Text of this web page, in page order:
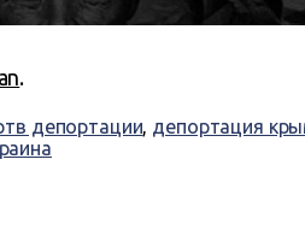
.
депортации, депортация